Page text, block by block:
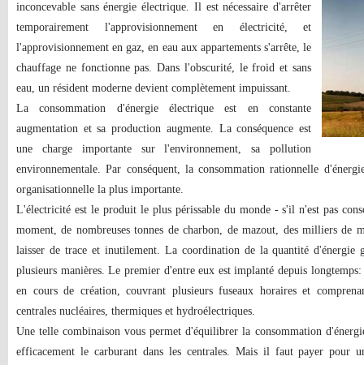
inconcevable sans énergie électrique. Il est nécessaire d'arrêter
temporairement l'approvisionnement en électricité, et
l'approvisionnement en gaz, en eau aux appartements s'arrête, le
chauffage ne fonctionne pas. Dans l'obscurité, le froid et sans
eau, un résident moderne devient complètement impuissant.
La consommation d'énergie électrique est en constante
augmentation et sa production augmente. La conséquence est
une charge importante sur l'environnement, sa pollution
environnementale. Par conséquent, la consommation rationnelle
organisationnelle la plus importante.
L'électricité est le produit le plus périssable du monde - s'il n'est pas
moment, de nombreuses tonnes de charbon, de mazout, des milliers de
laisser de trace et inutilement. La coordination de la quantité d'énergie
plusieurs manières. Le premier d'entre eux est implanté depuis longtemps:
en cours de création, couvrant plusieurs fuseaux horaires et
centrales nucléaires, thermiques et hydroélectriques.
Une telle combinaison vous permet d'équilibrer la consommation
efficacement le carburant dans les centrales. Mais il faut payer pour